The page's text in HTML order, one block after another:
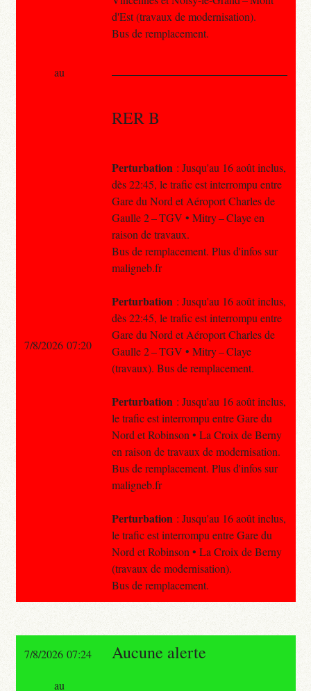
d'Est (travaux de modernisation).
Bus de remplacement.
RER B
Perturbation : Jusqu'au 16 août inclus,
dès 22:45, le trafic est interrompu entre
Gare du Nord et Aéroport Charles de
Gaulle 2 – TGV • Mitry – Claye en
raison de travaux.
Bus de remplacement. Plus d'infos sur
maligneb.fr
Perturbation : Jusqu'au 16 août inclus,
dès 22:45, le trafic est interrompu entre
Gare du Nord et Aéroport Charles de
Gaulle 2 – TGV • Mitry – Claye
(travaux). Bus de remplacement.
Perturbation : Jusqu'au 16 août inclus,
le trafic est interrompu entre Gare du
Nord et Robinson • La Croix de Berny
en raison de travaux de modernisation.
Bus de remplacement. Plus d'infos sur
maligneb.fr
Perturbation : Jusqu'au 16 août inclus,
le trafic est interrompu entre Gare du
Nord et Robinson • La Croix de Berny
(travaux de modernisation).
Bus de remplacement.
au
7/8/2026 07:20
7/8/2026 07:24 Aucune alerte
au